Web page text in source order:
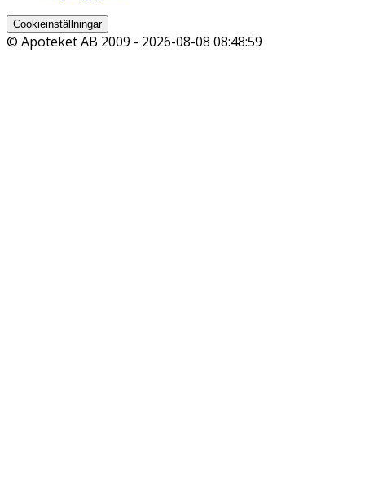
Cookieinställningar
© Apoteket AB 2009 - 2026-08-08 08:48:59